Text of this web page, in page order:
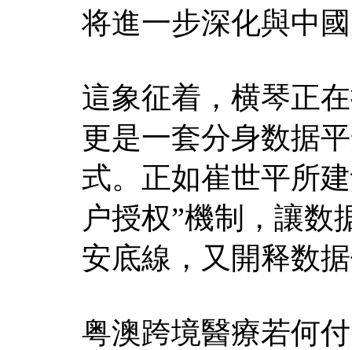
将進一步深化與中
這象征着，横琴正
更是一套分身数据
式。正如崔世平所
户授权”機制，讓数
安底線，又開释数
粤澳跨境醫療若何